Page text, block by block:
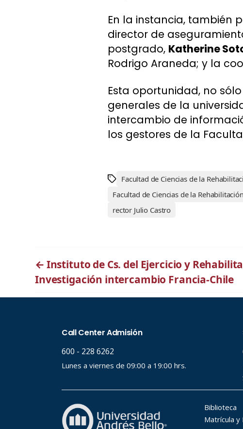
En la instancia, también
director de
postgrado, Katherine
Rodrigo Araneda; y la
Esta oportunidad, no
generales de la
intercambio de
los gestores de la
Facultad de Ciencias de la
Facultad de Ciencias de la
rector Julio Castro
← Instituto de Cs. del Ejercicio y
Investigación intercambio Francia-Chile